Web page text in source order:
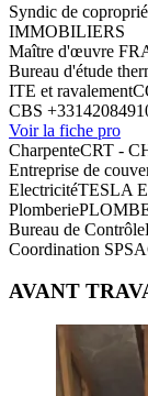
Syndic de
IMMOBILIERS
Maître d'œuvre
Bureau d'étude
ITE et ravalement
CBS
Voir la fiche pro
CharpenteCRT -
Entreprise de
ElectricitéTESLA
Plomberie
Bureau de Contrôle
Coordination SPS
AVANT